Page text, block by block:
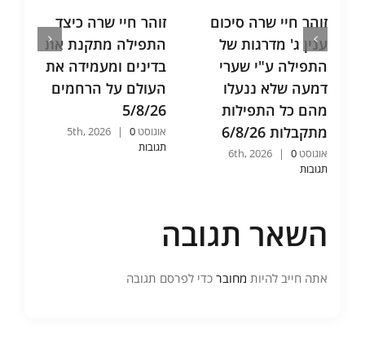
זוהר חיי שרה סיכום
ענין ג' מדרגות של
התפילה ע"י שערי
דמעה שלא ננעלו
מהם כל התפילות
מתקבלות 6/8/26
אוגוסט 6th, 2026 |
0
תגובות
זוהר חיי שרה כיצד
התפילה מתקנת את
בדינים ומעמידה את
העולם על הרחמים
5/8/26
אוגוסט 5th, 2026 |
0
תגובות
השאר תגובה
אתה חייב להיות מחובר כדי לפרסם תגובה